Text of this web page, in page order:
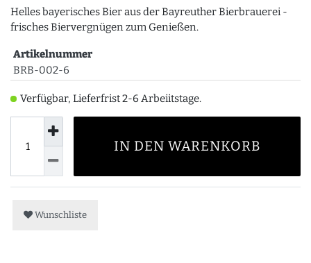
Helles bayerisches Bier aus der Bayreuther Bierbrauerei -
frisches Biervergnügen zum Genießen.
Artikelnummer
BRB-002-6
Verfügbar, Lieferfrist 2-6 Arbeiitstage.
IN DEN WARENKORB
Wunschliste